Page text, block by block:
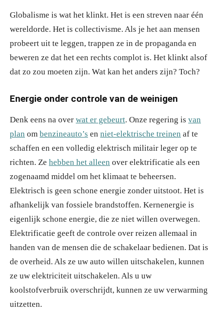
Globalisme is wat het klinkt. Het is een streven naar één
wereldorde. Het is collectivisme. Als je het aan mensen
probeert uit te leggen, trappen ze in de propaganda en
beweren ze dat het een rechts complot is. Het klinkt alsof
dat zo zou moeten zijn. Wat kan het anders zijn? Toch?
Energie onder controle van de weinigen
Denk eens na over wat er gebeurt. Onze regering is van
plan om benzineauto’s en niet-elektrische treinen af te
schaffen en een volledig elektrisch militair leger op te
richten. Ze hebben het alleen over elektrificatie als een
zogenaamd middel om het klimaat te beheersen.
Elektrisch is geen schone energie zonder uitstoot. Het is
afhankelijk van fossiele brandstoffen. Kernenergie is
eigenlijk schone energie, die ze niet willen overwegen.
Elektrificatie geeft de controle over reizen allemaal in
handen van de mensen die de schakelaar bedienen. Dat is
de overheid. Als ze uw auto willen uitschakelen, kunnen
ze uw elektriciteit uitschakelen. Als u uw
koolstofverbruik overschrijdt, kunnen ze uw verwarming
uitzetten.